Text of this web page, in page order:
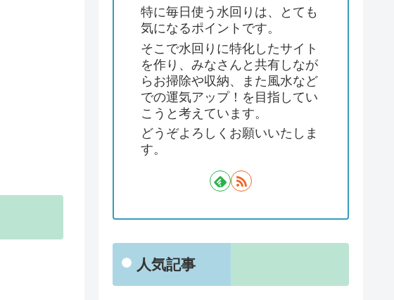
特に毎日使う水回りは、とても
気になるポイントです。
そこで水回りに特化したサイト
を作り、みなさんと共有しなが
らお掃除や収納、また風水など
での運気アップ！を目指してい
こうと考えています。
どうぞよろしくお願いいたしま
す。
人気記事